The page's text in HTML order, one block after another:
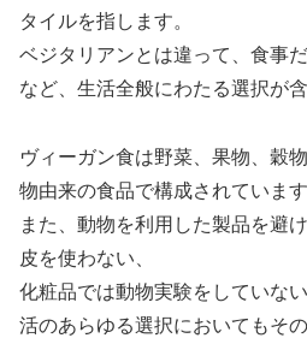
タイルを指します。
ベジタリアンとは違って、食事
など、生活全般にわたる選択が含
ヴィーガン食は野菜、果物、穀
物由来の食品で構成されています
また、動物を利用した製品を避
皮を使わない、
化粧品では動物実験をしていな
活のあらゆる選択においてもそ